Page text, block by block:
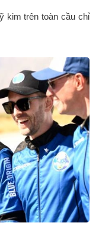
kim trên toàn cầu chỉ